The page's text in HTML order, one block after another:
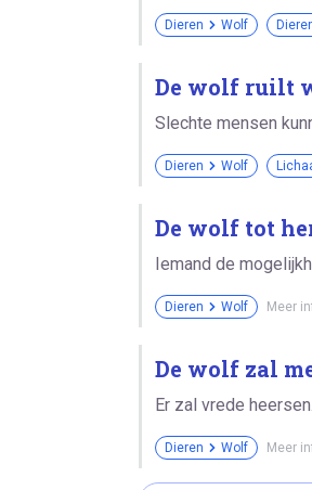
Dieren Wolf
De wolf ruilt
Slechte mensen
Dieren Wolf
De wolf tot
Iemand de
Dieren Wolf Meer
De wolf zal
Er zal vrede heersen.
Dieren Wolf Meer